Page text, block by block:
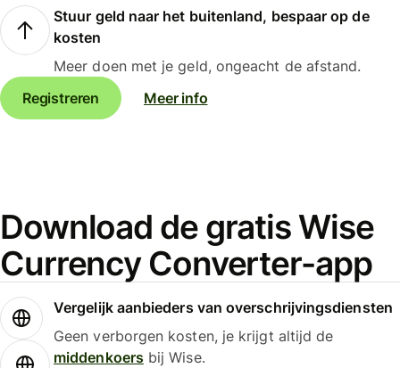
Stuur geld naar het buitenland, bespaar op de
kosten
Meer doen met je geld, ongeacht de afstand.
Registreren
Meer info
Download de gratis Wise
Currency Converter-app
Vergelijk aanbieders van overschrijvingsdiensten
Geen verborgen kosten, je krijgt altijd de
middenkoersbij Wise.